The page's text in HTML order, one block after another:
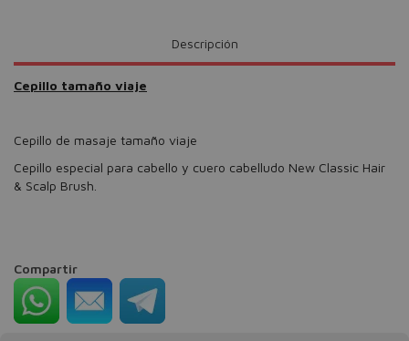
Descripción
Cepillo tamaño viaje
Cepillo de masaje tamaño viaje
Cepillo especial para cabello y cuero cabelludo New Classic Hair
& Scalp Brush.
Compartir